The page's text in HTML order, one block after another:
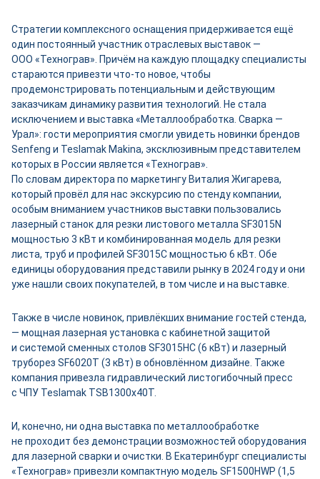
Стратегии комплексного оснащения придерживается ещё
один постоянный участник отраслевых выставок —
ООО «Технограв». Причём на каждую площадку специалисты
стараются привезти что‑то новое, чтобы
продемонстрировать потенциальным и действующим
заказчикам динамику развития технологий. Не стала
исключением и выставка «Металлообработка. Сварка —
Урал»: гости мероприятия смогли увидеть новинки брендов
Senfeng и Teslamak Makina, эксклюзивным представителем
которых в России является «Технограв».
По словам директора по маркетингу Виталия Жигарева,
который провёл для нас экскурсию по стенду компании,
особым вниманием участников выставки пользовались
лазерный станок для резки листового металла SF3015N
мощностью 3 кВт и комбинированная модель для резки
листа, труб и профилей SF3015C мощностью 6 кВт. Обе
единицы оборудования представили рынку в 2024 году и они
уже нашли своих покупателей, в том числе и на выставке.
Также в числе новинок, привлёкших внимание гостей стенда,
— мощная лазерная установка с кабинетной защитой
и системой сменных столов SF3015HC (6 кВт) и лазерный
труборез SF6020Т (3 кВт) в обновлённом дизайне. Также
компания привезла гидравлический листогибочный пресс
с ЧПУ Teslamak TSB1300x40Т.
И, конечно, ни одна выставка по металлообработке
не проходит без демонстрации возможностей оборудования
для лазерной сварки и очистки. В Екатеринбург специалисты
«Технограв» привезли компактную модель SF1500HWP (1,5